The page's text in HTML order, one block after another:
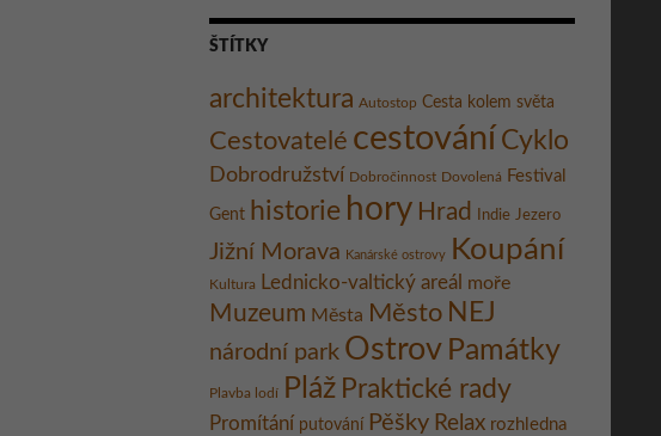
ŠTÍTKY
architektura Autostop Cesta kolem světa
Cestovatelé cestování Cyklo
Dobrodružství Dobročinnost Dovolená Festival
Gent historie hory Hrad Indie Jezero
Jižní Morava Kanárské ostrovy Koupání
Kultura Lednicko-valtický areál moře
Muzeum Města Město NEJ
národní park Ostrov Památky
Plavba lodí Pláž Praktické rady
Promítání putování Pěšky Relax rozhledna